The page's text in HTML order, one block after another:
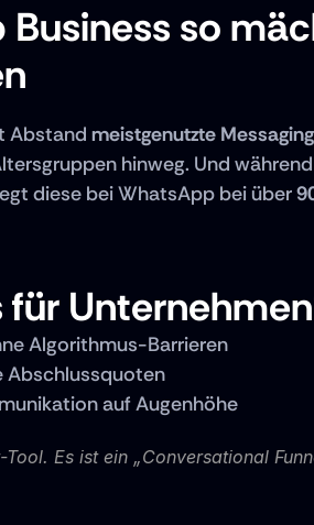
so
Abstand meistgenutzte
hinweg. Und
diese bei WhatsApp bei über
Algorithmus-Barrieren
Abschlussquoten
auf Augenhöhe
Es ist ein „Conversational